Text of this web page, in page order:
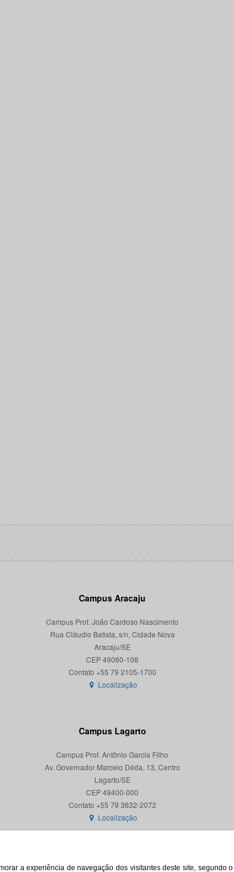
a experiência de navegação dos visitantes deste site, segundo
Campus Aracaju
Campus Prof. João Cardoso Nascimento
Rua Cláudio Batista, s/n, Cidade Nova
Aracaju/SE
CEP 49060-108
Localização
Campus Lagarto
Campus Prof. Antônio Garcia Filho
Av. Governador Marcelo Déda, 13, Centro
Lagarto/SE
CEP 49400-000
Localização